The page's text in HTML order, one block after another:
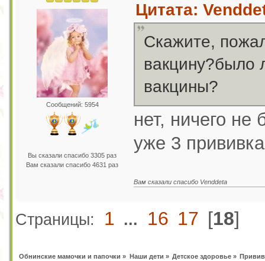
Сообщений: 5954
Вы сказали спасибо 3305 раз
Вам сказали спасибо 4631 раз
Цитата:
Скажите,
вакцину?было
вакцины?
нет, ничего
уже 3
Вам сказали спасибо Venddeta
Страницы: 1 ... 16 17 [18]
Обнинские мамочки и папочки » Наши дети » Детское здоровье»